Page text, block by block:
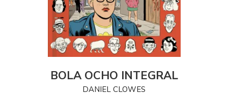
BOLA OCHO INTEGRAL
DANIEL CLOWES